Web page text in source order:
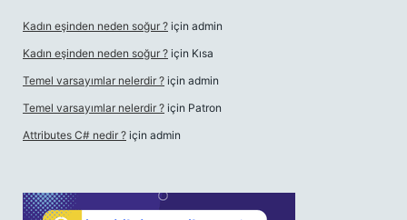
Kadın eşinden neden soğur ? için admin
Kadın eşinden neden soğur ? için Kısa
Temel varsayımlar nelerdir ? için admin
Temel varsayımlar nelerdir ? için Patron
Attributes C# nedir ? için admin